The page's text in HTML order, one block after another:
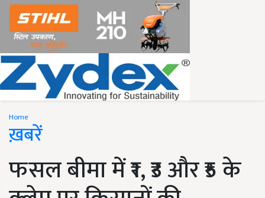
Home
ख़बरें
फसल बीमा में ₹1, ₹3 और ₹5 के